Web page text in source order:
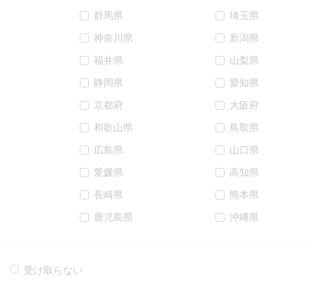
群馬県
埼玉県
神奈川県
新潟県
福井県
山梨県
静岡県
愛知県
京都府
大阪府
和歌山県
鳥取県
広島県
山口県
愛媛県
高知県
長崎県
熊本県
鹿児島県 沖縄県
受け取らない